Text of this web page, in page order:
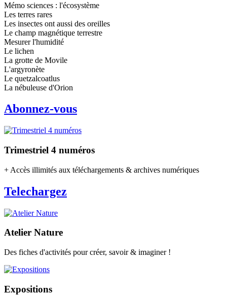
Mémo sciences : l'écosystème
Les terres rares
Les insectes ont aussi des oreilles
Le champ magnétique terrestre
Mesurer l'humidité
Le lichen
La grotte de Movile
L'argyronète
Le quetzalcoatlus
La nébuleuse d'Orion
Abonnez-vous
Trimestriel 4 numéros
+ Accès illimités aux téléchargements & archives numériques
Telechargez
Atelier Nature
Des fiches d'activités pour créer, savoir & imaginer !
Expositions